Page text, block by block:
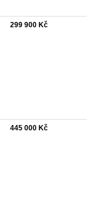
299 900 Kč
445 000 Kč